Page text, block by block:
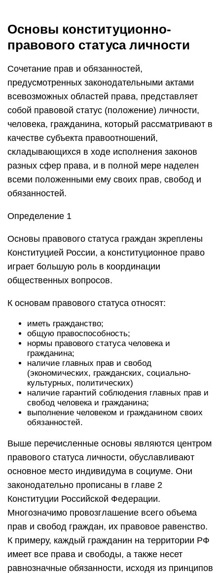
Основы конституционно-
правового статуса личности
Сочетание прав и обязанностей,
предусмотренных законодательными актами
всевозможных областей права, представляет
собой правовой статус (положение) личности,
человека, гражданина, который рассматривают в
качестве субъекта правоотношений,
складывающихся в ходе исполнения законов
разных сфер права, и в полной мере наделен
всеми положенными ему своих прав, свобод и
обязанностей.
Определение 1
Основы правового статуса граждан зкреплены
Конституцией России, а конституционное право
играет большую роль в координации
общественных вопросов.
К основам правового статуса относят:
иметь гражданство;
общую правоспособность;
нормы правового статуса человека и
гражданина;
наличие главных прав и свобод
(экономических, гражданских, социально-
культурных, политических)
наличие гарантий соблюдения главных прав и
свобод человека и гражданина;
выполнение человеком и гражданином своих
обязанностей.
Выше перечисленные основы являются центром
правового статуса личности, обуславливают
основное место индивидума в социуме. Они
законодательно прописаны в главе 2
Конституции Российской Федерации.
Многозначимо провозглашение всего объема
прав и свобод граждан, их правовое равенство.
К примеру, каждый гражданин на территории РФ
имеет все права и свободы, а также несет
равнозначные обязанности, исходя из принципов